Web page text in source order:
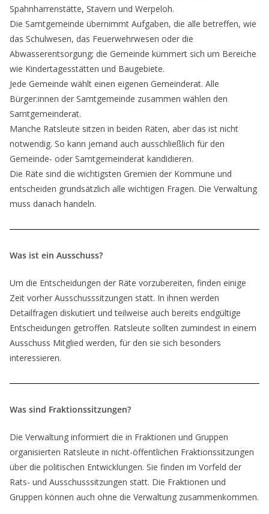
Spahnharrenstätte, Stavern und Werpeloh.
Die Samtgemeinde übernimmt Aufgaben, die alle betreffen, wie
das Schulwesen, das Feuerwehrwesen oder die
Abwasserentsorgung; die Gemeinde kümmert sich um Bereiche
wie Kindertagesstätten und Baugebiete.
Jede Gemeinde wählt einen eigenen Gemeinderat. Alle
Bürger:innen der Samtgemeinde zusammen wählen den
Samtgemeinderat.
Manche Ratsleute sitzen in beiden Räten, aber das ist nicht
notwendig. So kann jemand auch ausschließlich für den
Gemeinde- oder Samtgemeinderat kandidieren.
Die Räte sind die wichtigsten Gremien der Kommune und
entscheiden grundsätzlich alle wichtigen Fragen. Die Verwaltung
muss danach handeln.
Was ist ein Ausschuss?
Um die Entscheidungen der Räte vorzubereiten, finden einige
Zeit vorher Ausschusssitzungen statt. In ihnen werden
Detailfragen diskutiert und teilweise auch bereits endgültige
Entscheidungen getroffen. Ratsleute sollten zumindest in einem
Ausschuss Mitglied werden, für den sie sich besonders
interessieren.
Was sind Fraktionssitzungen?
Die Verwaltung informiert die in Fraktionen und Gruppen
organisierten Ratsleute in nicht-öffentlichen Fraktionssitzungen
über die politischen Entwicklungen. Sie finden im Vorfeld der
Rats- und Ausschusssitzungen statt. Die Fraktionen und
Gruppen können auch ohne die Verwaltung zusammenkommen.